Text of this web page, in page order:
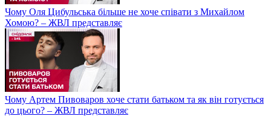
Чому Оля Цибульська більше не хоче співати з Михайлом
Хомою? – ЖВЛ представляє
Чому Артем Пивоваров хоче стати батьком та як він готується
до цього? – ЖВЛ представляє